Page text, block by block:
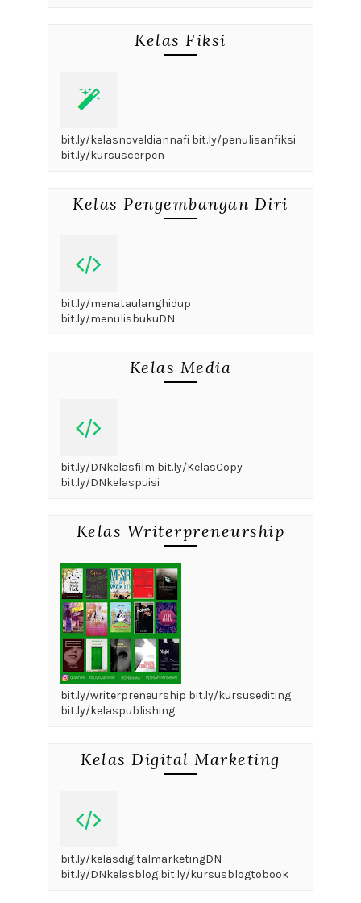
Kelas Fiksi
bit.ly/kelasnoveldiannafi bit.ly/penulisanfiksi
bit.ly/kursuscerpen
Kelas Pengembangan Diri
bit.ly/menataulanghidup
bit.ly/menulisbukuDN
Kelas Media
bit.ly/DNkelasfilm bit.ly/KelasCopy
bit.ly/DNkelaspuisi
Kelas Writerpreneurship
bit.ly/writerpreneurship bit.ly/kursusediting
bit.ly/kelaspublishing
Kelas Digital Marketing
bit.ly/kelasdigitalmarketingDN
bit.ly/DNkelasblog bit.ly/kursusblogtobook